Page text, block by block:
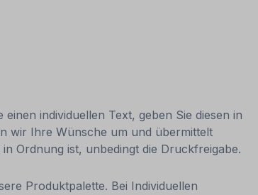
individuellen Text, geben Sie diesen in
wir Ihre Wünsche um und übermittelt
Ordnung ist, unbedingt die Druckfreigabe.
Produktpalette. Bei Individuellen